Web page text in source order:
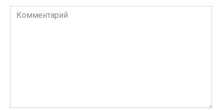
Комментарий